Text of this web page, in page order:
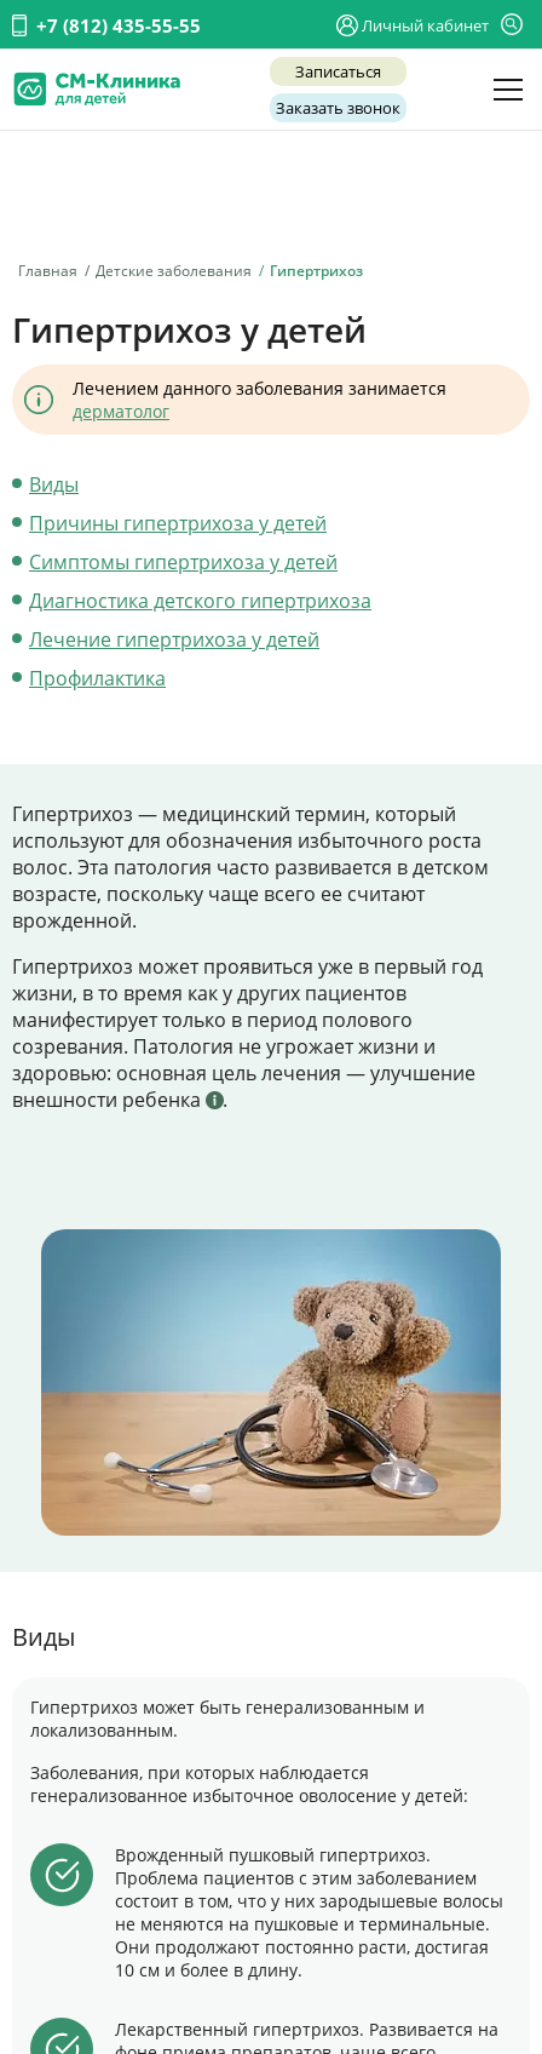
+7 (812) 435-55-55 Личный кабинет
Записаться
Заказать звонок
Главная Детские заболевания Гипертрихоз
Гипертрихоз у детей
Лечением данного заболевания занимается
дерматолог
Виды
Причины гипертрихоза у детей
Симптомы гипертрихоза у детей
Диагностика детского гипертрихоза
Лечение гипертрихоза у детей
Профилактика
Гипертрихоз — медицинский термин, который
используют для обозначения избыточного роста
волос. Эта патология часто развивается в детском
возрасте, поскольку чаще всего ее считают
врожденной.
Гипертрихоз может проявиться уже в первый год
жизни, в то время как у других пациентов
манифестирует только в период полового
созревания. Патология не угрожает жизни и
здоровью: основная цель лечения — улучшение
внешности ребенка
.
Виды
Гипертрихоз может быть генерализованным и
локализованным.
Заболевания, при которых наблюдается
генерализованное избыточное оволосение у детей:
Врожденный пушковый гипертрихоз.
Проблема пациентов с этим заболеванием
состоит в том, что у них зародышевые волосы
не меняются на пушковые и терминальные.
Они продолжают постоянно расти, достигая
10 см и более в длину.
Лекарственный гипертрихоз. Развивается на
Услуги
Заболевания
О нас
Отзывы
Контакты
Записаться на приём